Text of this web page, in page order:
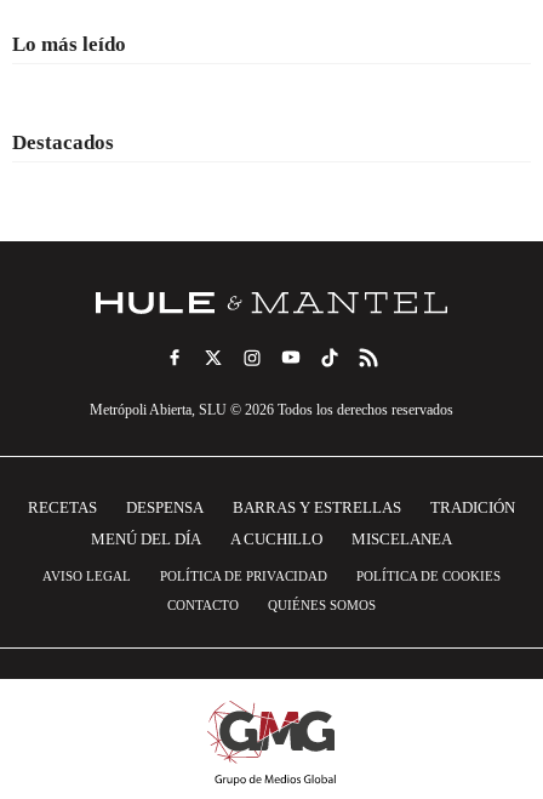
Lo más leído
Destacados
Metrópoli Abierta, SLU © 2026 Todos los derechos reservados
RECETAS DESPENSA BARRAS Y ESTRELLAS
TRADICIÓN
MENÚ DEL DÍA
A CUCHILLO MISCELANEA
AVISO LEGAL POLÍTICA DE PRIVACIDAD
POLÍTICA DE COOKIES
CONTACTO
QUIÉNES SOMOS